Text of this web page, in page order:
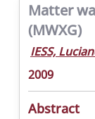
Matter
(MWXG)
IESS,
2009
Abstract